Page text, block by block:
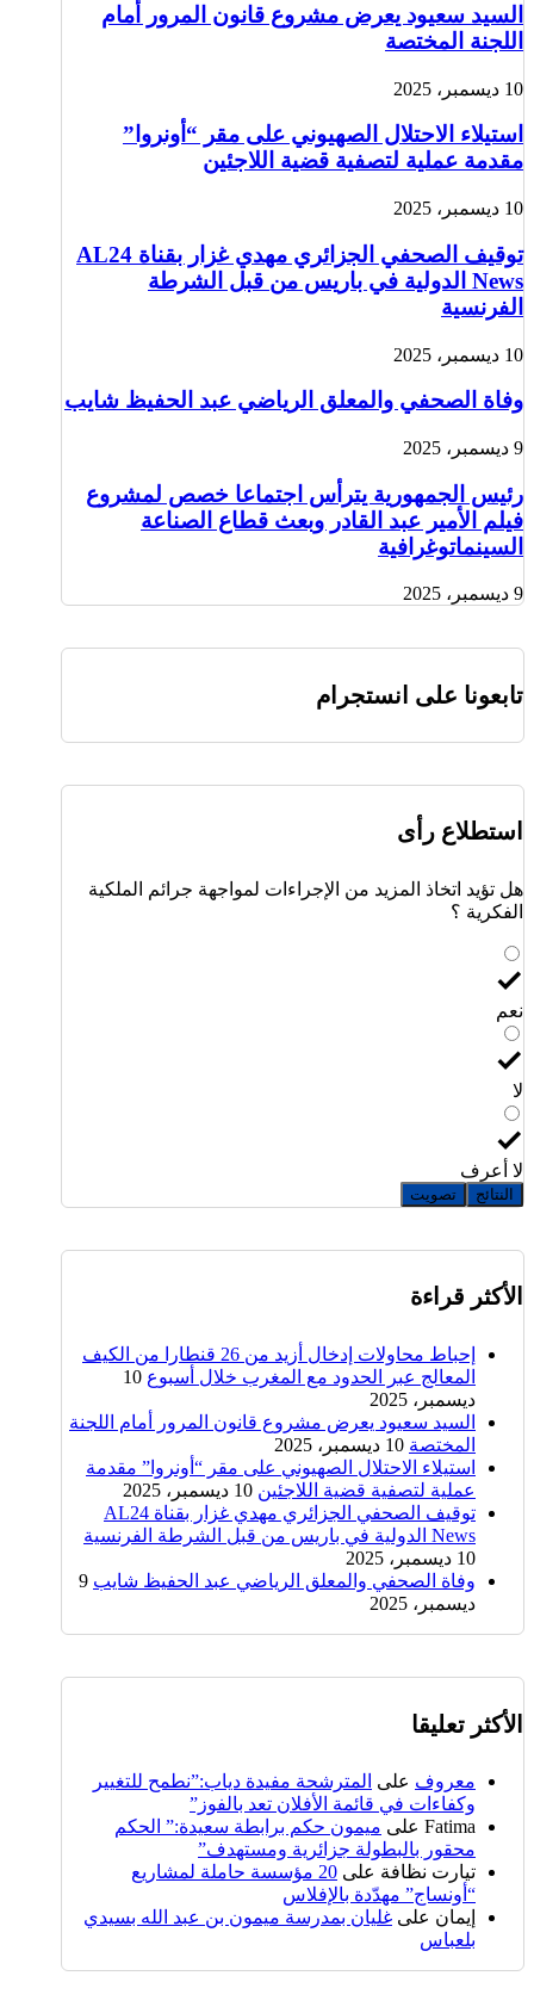
السيد سعيود يعرض مشروع قانون المرور أمام
اللجنة المختصة
10 ديسمبر، 2025
استيلاء الاحتلال الصهيوني على مقر “أونروا”
مقدمة عملية لتصفية قضية اللاجئين
10 ديسمبر، 2025
توقيف الصحفي الجزائري مهدي غزار بقناة AL24
News الدولية في باريس من قبل الشرطة
الفرنسية
10 ديسمبر، 2025
وفاة الصحفي والمعلق الرياضي عبد الحفيظ شايب
9 ديسمبر، 2025
رئيس الجمهورية يترأس اجتماعا خصص لمشروع
فيلم الأمير عبد القادر وبعث قطاع الصناعة
السينماتوغرافية
9 ديسمبر، 2025
تابعونا على انستجرام
استطلاع رأى
هل تؤيد اتخاذ المزيد من الإجراءات لمواجهة جرائم الملكية
الفكرية ؟
نعم
لا
لا أعرف
النتائج تصويت
الأكثر قراءة
إحباط محاولات إدخال أزيد من 26 قنطارا من الكيف
المعالج عبر الحدود مع المغرب خلال أسبوع 10
ديسمبر، 2025
السيد سعيود يعرض مشروع قانون المرور أمام اللجنة
المختصة 10 ديسمبر، 2025
استيلاء الاحتلال الصهيوني على مقر “أونروا” مقدمة
عملية لتصفية قضية اللاجئين 10 ديسمبر، 2025
توقيف الصحفي الجزائري مهدي غزار بقناة AL24
News الدولية في باريس من قبل الشرطة الفرنسية
10 ديسمبر، 2025
وفاة الصحفي والمعلق الرياضي عبد الحفيظ شايب 9
ديسمبر، 2025
الأكثر تعليقا
معروف على المترشحة مفيدة دياب:”نطمح للتغيير
وكفاءات في قائمة الأفلان تعد بالفوز”
Fatima على ميمون حكم برابطة سعيدة:” الحكم
محقور بالبطولة جزائرية ومستهدف”
تيارت نظافة على
20 مؤسسة حاملة لمشاريع
“أونساج” مهدّدة بالإفلاس
إيمان على غليان بمدرسة ميمون بن عبد الله بسيدي
بلعباس